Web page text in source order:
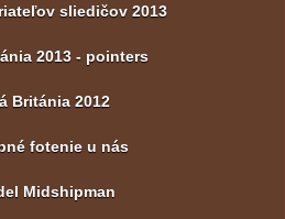
sliedičov 2013
2013 - pointers
Británia 2012
fotenie u nás
Midshipman